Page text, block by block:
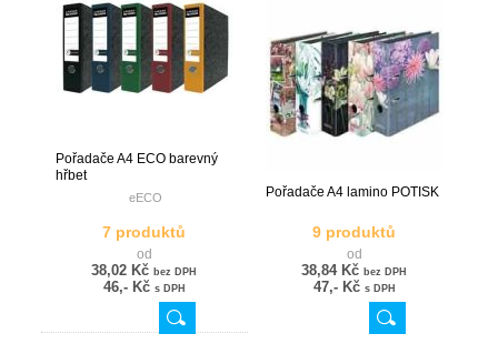
Pořadače A4 ECO barevný
hřbet
eECO
7 produktů
od
38,02 Kč bez DPH
46,- Kč s DPH
Pořadače A4 lamino POTISK
9 produktů
od
38,84 Kč bez DPH
47,- Kč s DPH